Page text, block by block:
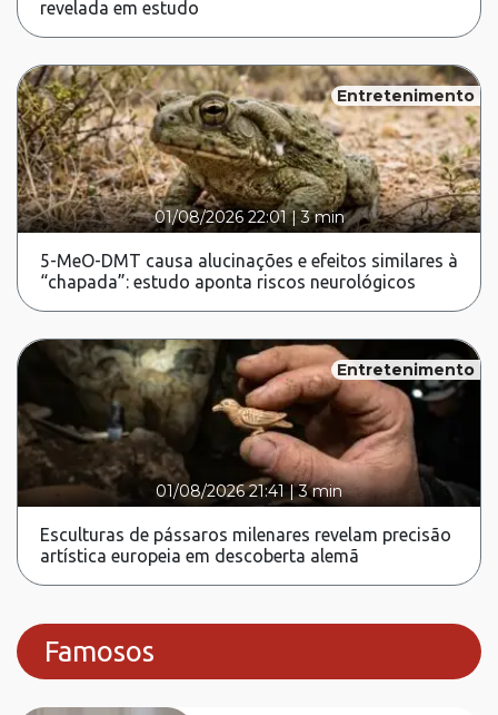
revelada em estudo
Entretenimento
01/08/2026 22:01|3 min
5-MeO-DMT causa alucinações e efeitos similares à
“chapada”: estudo aponta riscos neurológicos
Entretenimento
01/08/2026 21:41 |3 min
Esculturas de pássaros milenares revelam precisão
artística europeia em descoberta alemã
Famosos